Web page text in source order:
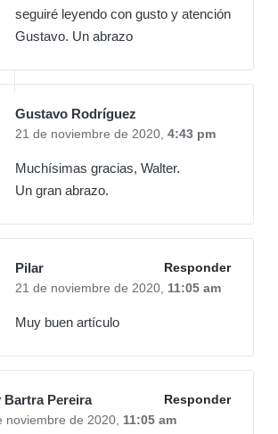
seguiré leyendo con gusto y atención
Gustavo. Un abrazo
Gustavo Rodríguez
21 de noviembre de 2020, 4:43 pm
Muchísimas gracias, Walter.
Un gran abrazo.
Pilar
Responder
21 de noviembre de 2020, 11:05 am
Muy buen artículo
Bartra Pereira
Responder
noviembre de 2020, 11:05 am